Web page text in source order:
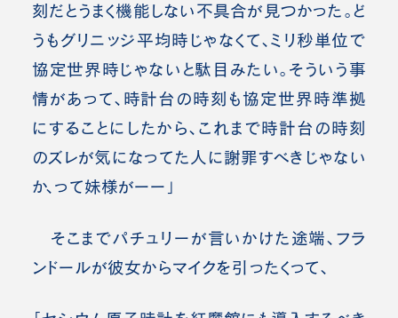
刻だとうまく機能しない不具合が見つかった。ど
うもグリニッジ平均時じゃなくて、ミリ秒単位で
協定世界時じゃないと駄目みたい。そういう事
情があって、時計台の時刻も協定世界時準拠
にすることにしたから、これまで時計台の時刻
のズレが気になってた人に謝罪すべきじゃない
か、って妹様がーー」
そこまでパチュリーが言いかけた途端、フラ
ンドールが彼女からマイクを引ったくって、